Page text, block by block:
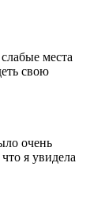
места
свою
очень
я увидела